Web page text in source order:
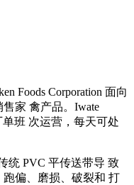
Foods Corporation 面向
家 禽产品。Iwate
单班 次运营，每天可处
统 PVC 平传送带导 致
偏、磨损、破裂和 打